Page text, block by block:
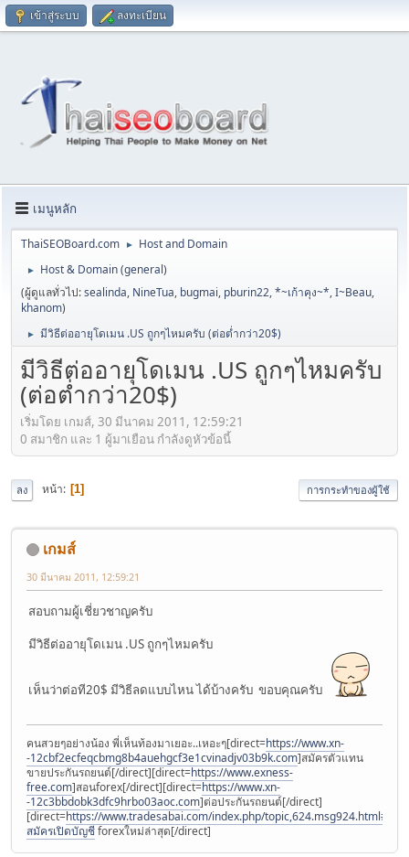
เข้าสู่ระบบ ลงทะเบียน
เมนูหลัก
ThaiSEOBoard.com ► Host and Domain
►
Host & Domain (general)
(ผู้ดูแลทั่วไป:sealinda, NineTua, bugmai, pburin22,*~เก้าคุง~*,I~Beau,
khanom)
► มีวิธีต่ออายุโดเมน .US ถูกๆไหมครับ (ต่อต่ำกว่า20$)
มีวิธีต่ออายุโดเมน .US ถูกๆไหมครับ
(ต่อต่ำกว่า20$)
เริ่มโดย เกมส์, 30 มีนาคม 2011, 12:59:21
0 สมาชิก และ 1 ผู้มาเยือน กำลังดูหัวข้อนี้
ลง หน้า 1 การกระทำของผู้ใช้
เกมส์
30 มีนาคม 2011, 12:59:21
สอบถามผู้เชี่ยวชาญครับ
มีวิธีต่ออายุโดเมน .US ถูกๆไหมครับ
เห็นว่าต่อที20$ มีวิธีลดแบบไหน ได้บ้างครับ ขอบคุณครับ
คนสวยๆอย่างน้อง พี่เห็นท้องมาเยอะ..เหอะๆ[direct=https://www.xn-
-12cbf2ecfeqcbmg8b4auehgcf3e1cvinadjv03b9k.com]สมัครตัวแทน
ขายประกันรถยนต์[/direct][direct=https://www.exness-
free.com]สอนforex[/direct][direct=https://www.xn-
-12c3bbdobk3dfc9hrbo03aoc.com]ต่อประกันรถยนต์[/direct]
[direct=https://www.tradesabai.com/index.php/
สมัครเปิดบัญชีforexใหม่ล่าสุด[/direct]